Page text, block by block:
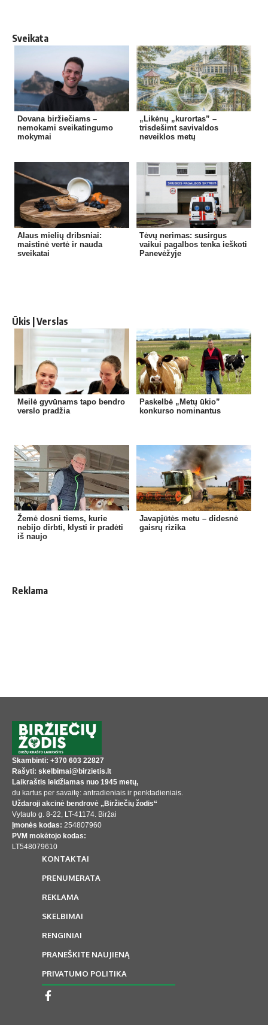
Sveikata
Dovana biržiečiams –
nemokami sveikatingumo
mokymai
„Likėnų „kurortas” –
trisdešimt savivaldos
neveiklos metų
Alaus mielių dribsniai:
maistinė vertė ir nauda
sveikatai
Tėvų nerimas: susirgus
vaikui pagalbos tenka ieškoti
Panevėžyje
Ūkis | Verslas
Meilė gyvūnams tapo bendro
verslo pradžia
Paskelbė „Metų ūkio”
konkurso nominantus
Žemė dosni tiems, kurie
nebijo dirbti, klysti ir pradėti
iš naujo
Javapjūtės metu – didesnė
gaisrų rizika
Reklama
Skambinti: +370 603 22827
Rašyti: skelbimai@birzietis.lt
Laikraštis leidžiamas nuo 1945 metų,
du kartus per savaitę: antradieniais ir penktadieniais.
Uždaroji akcinė bendrovė „Biržiečių žodis“
Vytauto g. 8-22, LT-41174. Biržai
Įmonės kodas: 254807960
PVM mokėtojo kodas:
LT548079610
KONTAKTAI
PRENUMERATA
REKLAMA
SKELBIMAI
RENGINIAI
PRANEŠKITE NAUJIENĄ
PRIVATUMO POLITIKA